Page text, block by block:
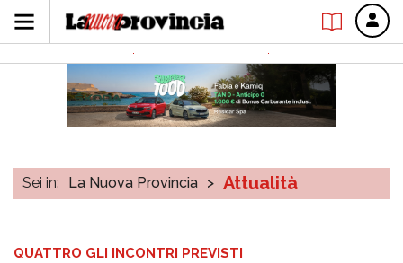
Sei in: La Nuova Provincia > Attualità
QUATTRO GLI INCONTRI PREVISTI